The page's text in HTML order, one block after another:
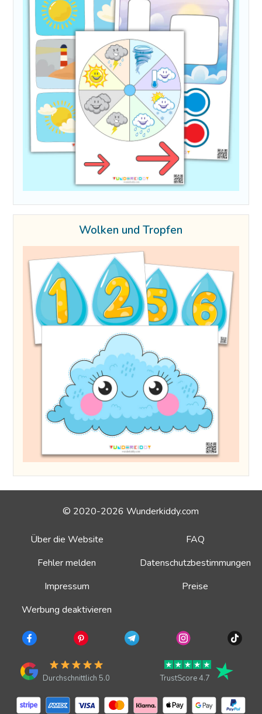
Wolken und Tropfen
© 2020-2026 Wunderkiddy.com
Über die Website
FAQ
Fehler melden
Datenschutzbestimmungen
Impressum
Preise
Werbung deaktivieren
Durchschnittlich 5.0 TrustScore 4.7